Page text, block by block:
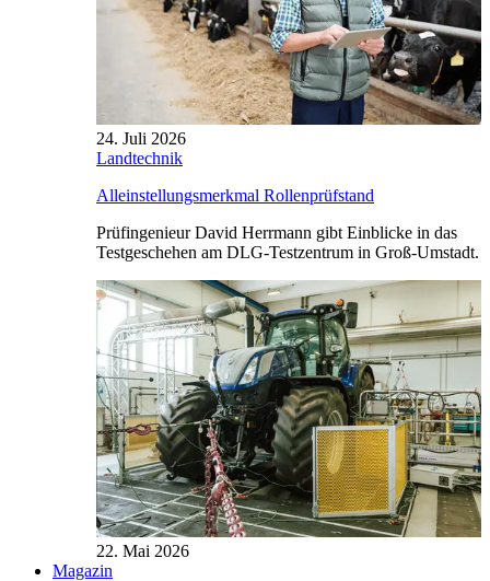
24. Juli 2026
Landtechnik
Alleinstellungsmerkmal Rollenprüfstand
Prüfingenieur David Herrmann gibt Einblicke in das
Testgeschehen am DLG-Testzentrum in Groß-Umstadt.
22. Mai 2026
Magazin